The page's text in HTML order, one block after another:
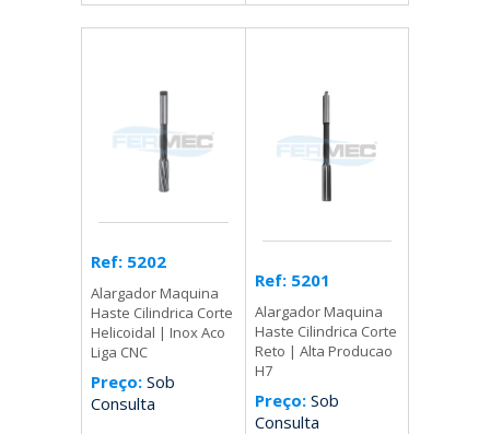
Ref: 5202
Alargador Maquina
Haste Cilindrica Corte
Helicoidal | Inox Aco
Liga CNC
Preço: Sob
Consulta
Ref: 5201
Alargador Maquina
Haste Cilindrica Corte
Reto | Alta Producao
H7
Preço:Sob
Consulta